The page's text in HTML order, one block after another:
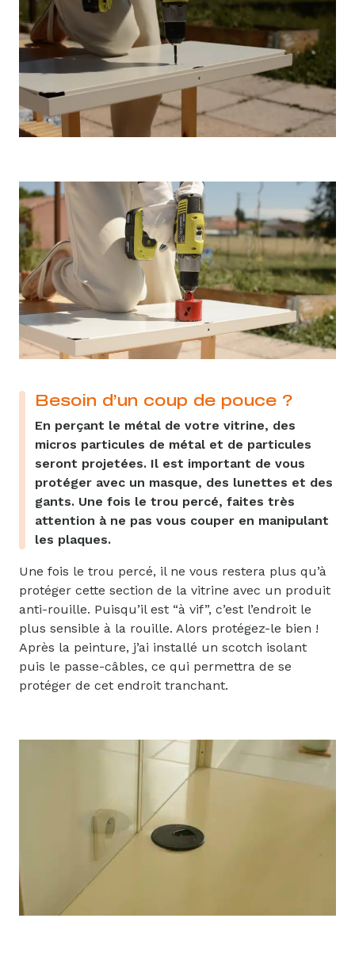
Besoin d’un coup de pouce ?
En perçant le métal de votre vitrine, des
micros particules de métal et de particules
seront projetées. Il est important de vous
protéger avec un masque, des lunettes et des
gants. Une fois le trou percé, faites très
attention à ne pas vous couper en manipulant
les plaques.
Une fois le trou percé, il ne vous restera plus qu’à
protéger cette section de la vitrine avec un produit
anti-rouille. Puisqu’il est “à vif”, c’est l’endroit le
plus sensible à la rouille. Alors protégez-le bien !
Après la peinture, j’ai installé un scotch isolant
puis le passe-câbles, ce qui permettra de se
protéger de cet endroit tranchant.